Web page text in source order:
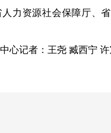
力资源社会保障厅、
记者：王尧 臧西宁 许